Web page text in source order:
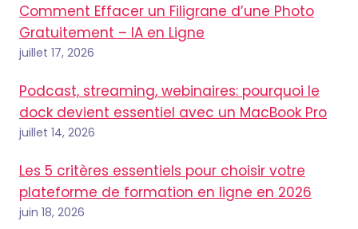
Comment Effacer un Filigrane d’une Photo
Gratuitement – IA en Ligne
juillet 17, 2026
Podcast, streaming, webinaires: pourquoi le
dock devient essentiel avec un MacBook Pro
juillet 14, 2026
Les 5 critères essentiels pour choisir votre
plateforme de formation en ligne en 2026
juin 18, 2026